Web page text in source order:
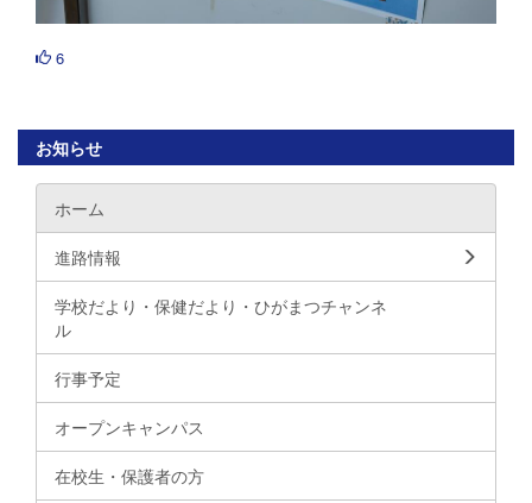
6
お知らせ
ホーム
進路情報
学校だより・保健だより・ひがまつチャンネ
ル
行事予定
オープンキャンパス
在校生・保護者の方